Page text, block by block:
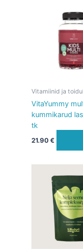
Vitamiinid ja
VitaYummy
kummikarud
tk
21.90€